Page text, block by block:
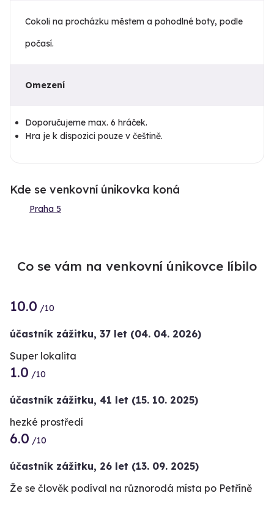
Cokoli na procházku městem a pohodlné boty, podle
počasí.
Omezení
Doporučujeme max. 6 hráček.
Hra je k dispozici pouze v češtině.
Kde se venkovní únikovka koná
Praha 5
Co se vám na venkovní únikovce líbilo
10.0 /10
účastník zážitku, 37 let (04. 04. 2026)
Super lokalita
1.0 /10
účastník zážitku, 41 let (15. 10. 2025)
hezké prostředí
6.0 /10
účastník zážitku, 26 let (13. 09. 2025)
Že se člověk podíval na různorodá místa po Petříně